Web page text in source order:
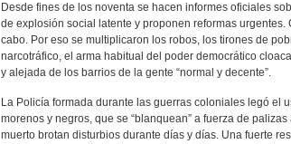
Desde fines de los noventa se hacen informes oficiales
de explosión social latente y proponen reformas
cabo. Por eso se multiplicaron los robos, los tirones de
narcotráfico, el arma habitual del poder democrático
y alejada de los barrios de la gente “normal y decente”.
La Policía formada durante las guerras coloniales legó el
morenos y negros, que se “blanquean” a fuerza de
muerto brotan disturbios durante días y días. Una fuerte